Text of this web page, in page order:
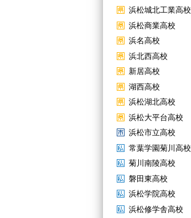
浜松城北工業高校
浜松商業高校
浜名高校
浜北西高校
新居高校
湖西高校
浜松湖北高校
浜松大平台高校
浜松市立高校
常葉学園菊川高校
菊川南陵高校
磐田東高校
浜松学院高校
浜松修学舎高校